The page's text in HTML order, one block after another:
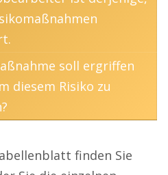
soll ergriffen
diesem Risiko zu
finden Sie